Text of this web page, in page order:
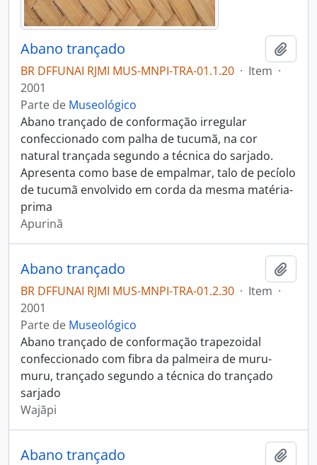
Abano trançado
BR DFFUNAI RJMI MUS-MNPI-TRA-01.1.20 · Item ·
2001
Parte de Museológico
Abano trançado de conformação irregular
confeccionado com palha de tucumã, na cor
natural trançada segundo a técnica do sarjado.
Apresenta como base de empalmar, talo de pecíolo
de tucumã envolvido em corda da mesma matéria-
prima
Apurinã
Abano trançado
BR DFFUNAI RJMI MUS-MNPI-TRA-01.2.30 · Item ·
2001
Parte de Museológico
Abano trançado de conformação trapezoidal
confeccionado com fibra da palmeira de muru-
muru, trançado segundo a técnica do trançado
sarjado
Wajãpi
Abano trançado